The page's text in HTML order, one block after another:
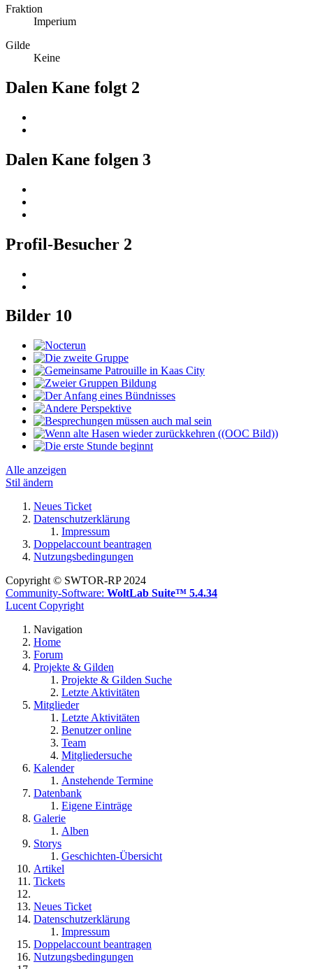
Fraktion
Imperium
Gilde
Keine
Dalen Kane folgt 2
Dalen Kane folgen 3
Profil-Besucher 2
Bilder 10
Alle anzeigen
Stil ändern
Neues Ticket
Datenschutzerklärung
Impressum
Doppelaccount beantragen
Nutzungsbedingungen
Copyright © SWTOR-RP 2024
Community-Software: WoltLab Suite™ 5.4.34
Lucent Copyright
Navigation
Home
Forum
Projekte & Gilden
Projekte & Gilden Suche
Letzte Aktivitäten
Mitglieder
Letzte Aktivitäten
Benutzer online
Team
Mitgliedersuche
Kalender
Anstehende Termine
Datenbank
Eigene Einträge
Galerie
Alben
Storys
Geschichten-Übersicht
Artikel
Tickets
Neues Ticket
Datenschutzerklärung
Impressum
Doppelaccount beantragen
Nutzungsbedingungen